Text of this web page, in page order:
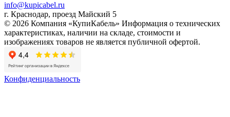
info@kupicabel.ru
г. Краснодар, проезд Майский 5
© 2026 Компания «КупиКабель» Информация о технических
характеристиках, наличии на складе, стоимости и
изображениях товаров не является публичной офертой.
Конфиденциальность